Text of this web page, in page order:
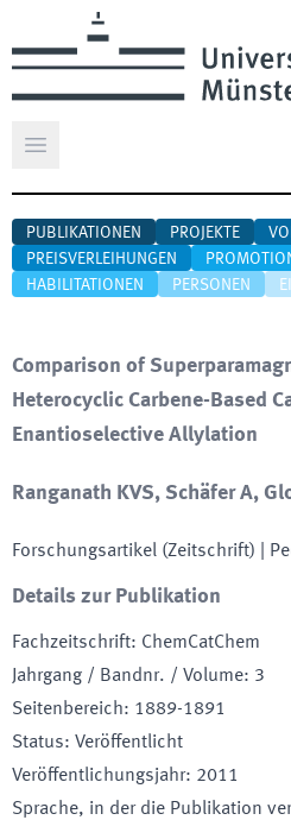
Hauptmenü öffnen
PUBLIKATIONEN PROJEKTE
PREISVERLEIHUNGEN
HABILITATIONEN
PERSONEN
Comparison of
Heterocyclic Carbene-Based
Enantioselective Allylation
Ranganath KVS, Schäfer A,
Forschungsartikel (Zeitschrift) |
Details zur Publikation
Fachzeitschrift: ChemCatChem
Jahrgang / Bandnr. / Volume: 3
Seitenbereich: 1889-1891
Status: Veröffentlicht
Veröffentlichungsjahr: 2011
Sprache, in der die Publikation